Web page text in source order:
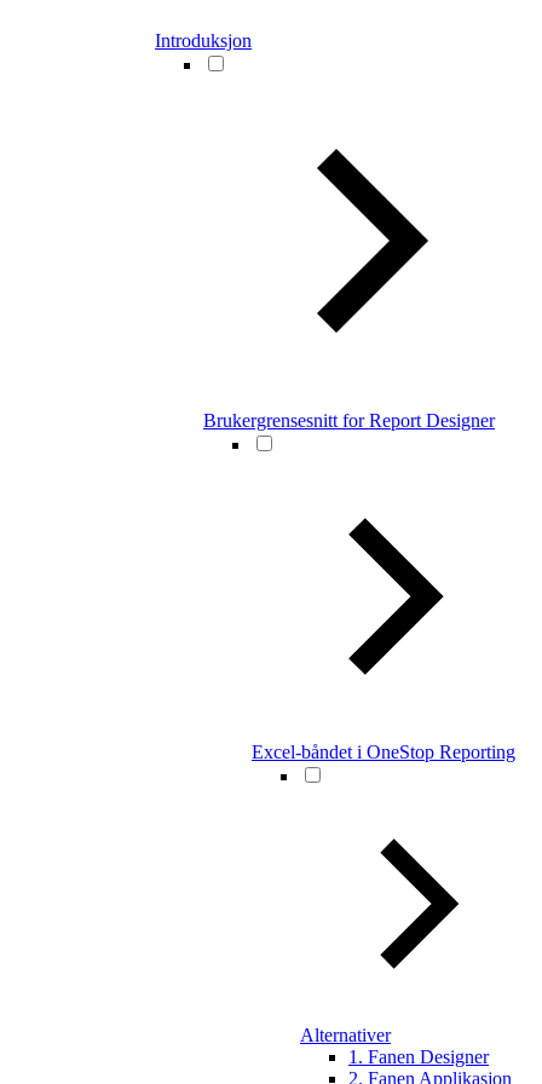
Introduksjon
Brukergrensesnitt for Report Designer
Excel-båndet i OneStop Reporting
Alternativer
1. Fanen Designer
2. Fanen Applikasjon